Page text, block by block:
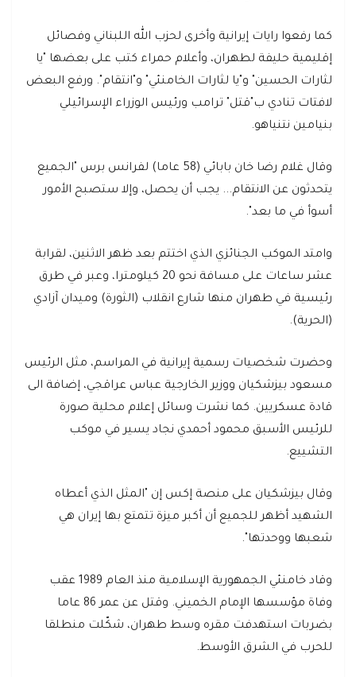
كما رفعوا رايات إيرانية وأخرى لحزب الله اللبناني وفصائل
إقليمية حليفة لطهران، وأعلام حمراء كتب على بعضها "يا
لثارات الحسين" و"يا لثارات الخامنئي" و"انتقام". ورفع البعض
لافتات تنادي ب"قتل" ترامب ورئيس الوزراء الإسرائيلي
بنيامين نتنياهو.
وقال غلام رضا خان بابائي (58 عاما) لفرانس برس "الجميع
يتحدثون عن الانتقام... يجب أن يحصل، وإلا ستصبح الأمور
أسوأ في ما بعد".
وامتد الموكب الجنائزي الذي اختتم بعد ظهر الاثنين، لقرابة
عشر ساعات على مسافة نحو 20 كيلومترا، وعبر في طرق
رئيسية في طهران منها شارع انقلاب (الثورة) وميدان آزادي
(الحرية).
وحضرت شخصيات رسمية إيرانية في المراسم، مثل الرئيس
مسعود بيزشكيان ووزير الخارجية عباس عراقجي، إضافة الى
قادة عسكريين. كما نشرت وسائل إعلام محلية صورة
للرئيس الأسبق محمود أحمدي نجاد يسير في موكب
التشييع.
وقال بيزشكيان على منصة إكس إن "المثل الذي أعطاه
الشهيد أظهر للجميع أن أكبر ميزة تتمتع بها إيران هي
شعبها ووحدتها".
وقاد خامنئي الجمهورية الإسلامية منذ العام 1989 عقب
وفاة مؤسسها الإمام الخميني. وقتل عن عمر 86 عاما
بضربات استهدفت مقره وسط طهران، شكّلت منطلقا
للحرب في الشرق الأوسط.